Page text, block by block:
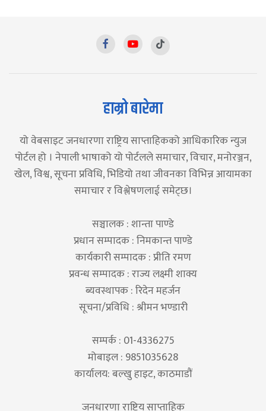
हाम्रो बारेमा
यो वेबसाइट जनधारणा राष्ट्रिय साप्ताहिकको आधिकारिक न्युज
पोर्टल हो । नेपाली भाषाको यो पोर्टलले समाचार, विचार, मनोरञ्जन,
खेल, विश्व, सूचना प्रविधि, भिडियो तथा जीवनका विभिन्न आयामका
समाचार र विश्लेषणलाई समेट्छ।
सञ्चालक : शान्ता पाण्डे
प्रधान सम्पादक : निमकान्त पाण्डे
कार्यकारी सम्पादक : प्रीति रमण
प्रवन्ध सम्पादक : राज्य लक्ष्मी शाक्य
ब्यवस्थापक : रिदेन महर्जन
सूचना/प्रविधि : श्रीमन भण्डारी
सम्पर्क : 01-4336275
मोबाइल : 9851035628
कार्यालय: बल्खु हाइट, काठमाडौं
जनधारणा राष्ट्रिय साप्ताहिक